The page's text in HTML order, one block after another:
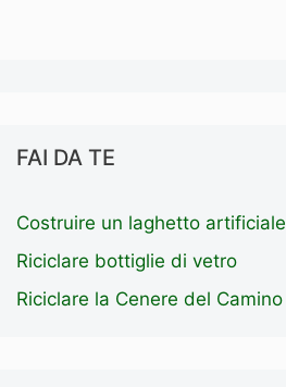
FAI DA TE
Costruire un laghetto artificiale
Riciclare bottiglie di vetro
Riciclare la Cenere del Camino